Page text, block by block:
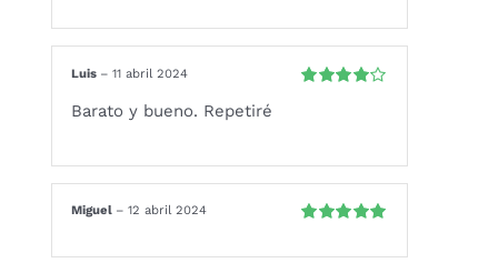
con5de 5
Luis – 11 abril 2024
Barato y bueno. Repetiré
con5de 5
Miguel – 12 abril 2024